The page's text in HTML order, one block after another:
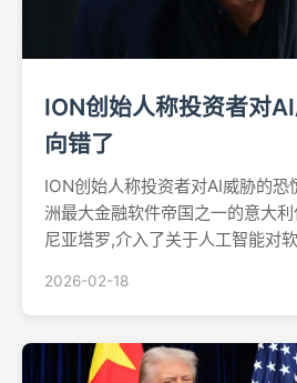
ION创始人称投资者对
向错了
ION创始人称投资者对AI威胁的恐
洲最大金融软件帝国之一的意大
尼亚塔罗,介入了关于人工智能对
始人在2026年2月17日发表的一
市场对AI取代单个软件工具感到恐
2026-02-18